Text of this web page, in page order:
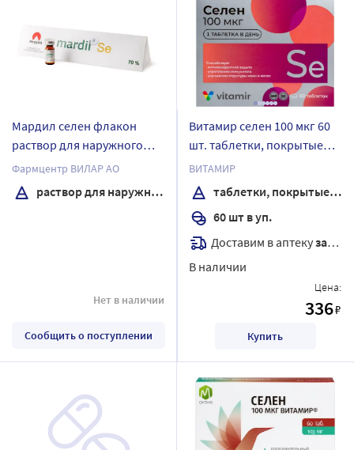
Мардил селен флакон
раствор для наружного
применения 0,5 мл +
микрокапилляры 5 шт.
Фармцентр ВИЛАР АО
раствор для наружного применения
Нет в наличии
Сообщить о поступлении
Витамир селен 100 мкг 60
шт. таблетки, покрытые
оболочкой массой 103 мг
ВИТАМИР
таблетки, покрытые оболочкой
60 шт в уп.
Доставим в аптекузавтра
В наличии
Цена:
336₽
Купить